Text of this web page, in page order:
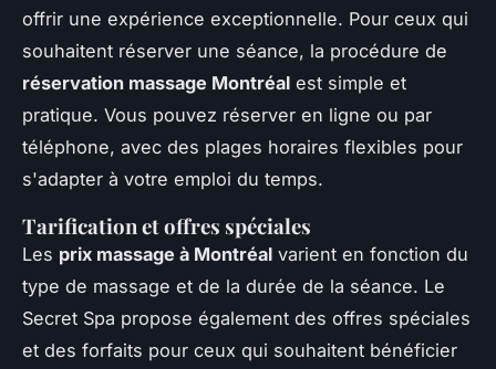
offrir une expérience exceptionnelle. Pour ceux qui
souhaitent réserver une séance, la procédure de
réservation massage Montréal est simple et
pratique. Vous pouvez réserver en ligne ou par
téléphone, avec des plages horaires flexibles pour
s'adapter à votre emploi du temps.
Tarification et offres spéciales
Les prix massage à Montréal varient en fonction du
type de massage et de la durée de la séance. Le
Secret Spa propose également des offres spéciales
et des forfaits pour ceux qui souhaitent bénéficier